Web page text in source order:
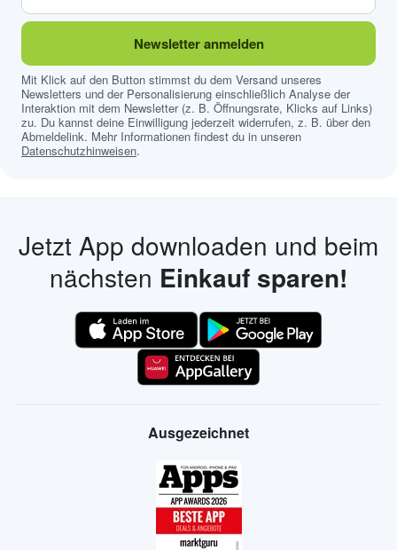
Newsletter anmelden
Mit Klick auf den Button stimmst du dem Versand unseres
Newsletters und der Personalisierung einschließlich Analyse der
Interaktion mit dem Newsletter (z. B. Öffnungsrate, Klicks auf Links)
zu. Du kannst deine Einwilligung jederzeit widerrufen, z. B. über den
Abmeldelink. Mehr Informationen findest du in unseren
Datenschutzhinweisen.
Jetzt App downloaden und beim
nächsten Einkauf sparen!
Ausgezeichnet